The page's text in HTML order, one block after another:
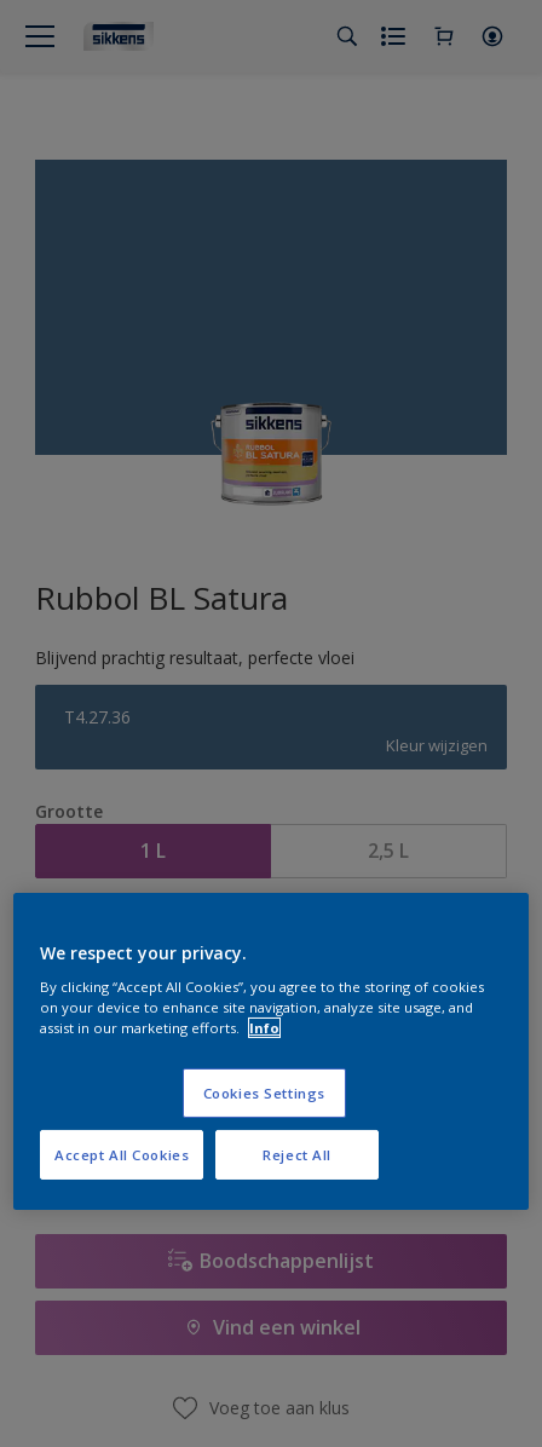
Rubbol BL Satura
Blijvend prachtig resultaat, perfecte vloei
T4.27.36
Kleur wijzigen
Grootte
1 L 2,5 L
er hard aan om de voorraad aan te vullen.
Boodschappenlijst
Vind een winkel
Voeg toe aan klus
We respect your privacy.
By clicking “Accept All Cookies”, you agree to the storing of cookies
on your device to enhance site navigation, analyze site usage, and
assist in our marketing efforts.
Info
Cookies Settings
Reject All
Accept All Cookies